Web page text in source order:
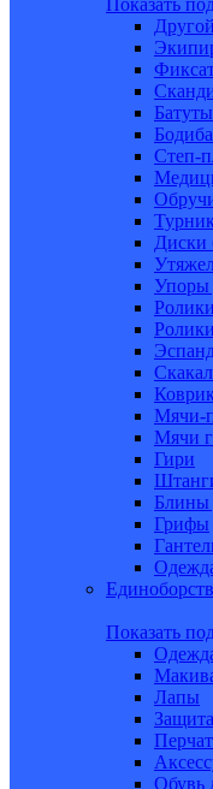
Батуты
Степ-
Диски
Упоры
Мячи-
Мячи
Гири
Блины
Грифы
Показать
Лапы
Обувь